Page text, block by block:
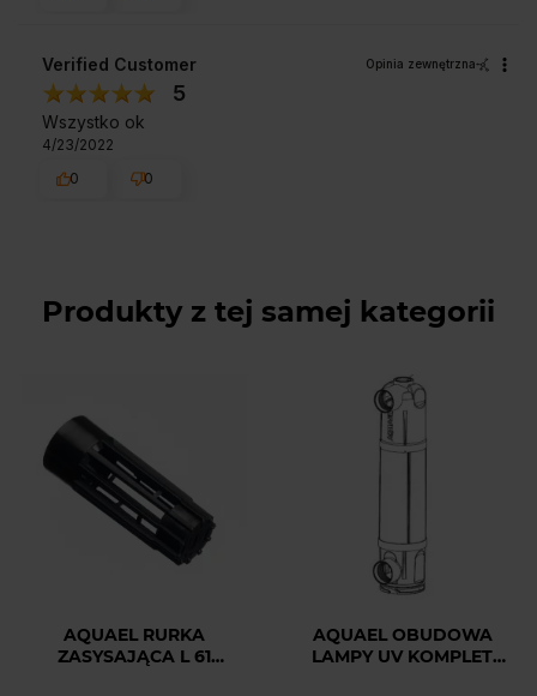
Verified Customer Opinia zewnętrzna
5
Wszystko ok
4/23/2022
0
0
Produkty z tej samej kategorii
AQUAEL RURKA
ZASYSAJĄCA L 61
AQUAEL OBUDOWA
LAMPY UV KOMPLET